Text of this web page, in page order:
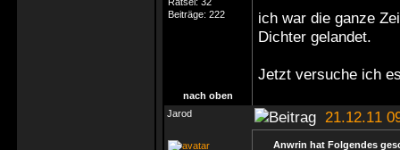
Beiträge: 222
ich war die ganze
Dichter gelandet.
Jetzt versuche ich
nach oben
Jarod
21.12.11
Anwrin hat Folgendes